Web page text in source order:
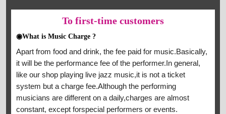
To first-time customers
◉What is Music Charge ?
Apart from food and drink, the fee paid for music.Basically,
it will be the performance fee of the performer.In general,
like our shop playing live jazz music,it is not a ticket
system but a charge fee.Although the performing
musicians are different on a daily,charges are almost
constant, except forspecial performers or events.